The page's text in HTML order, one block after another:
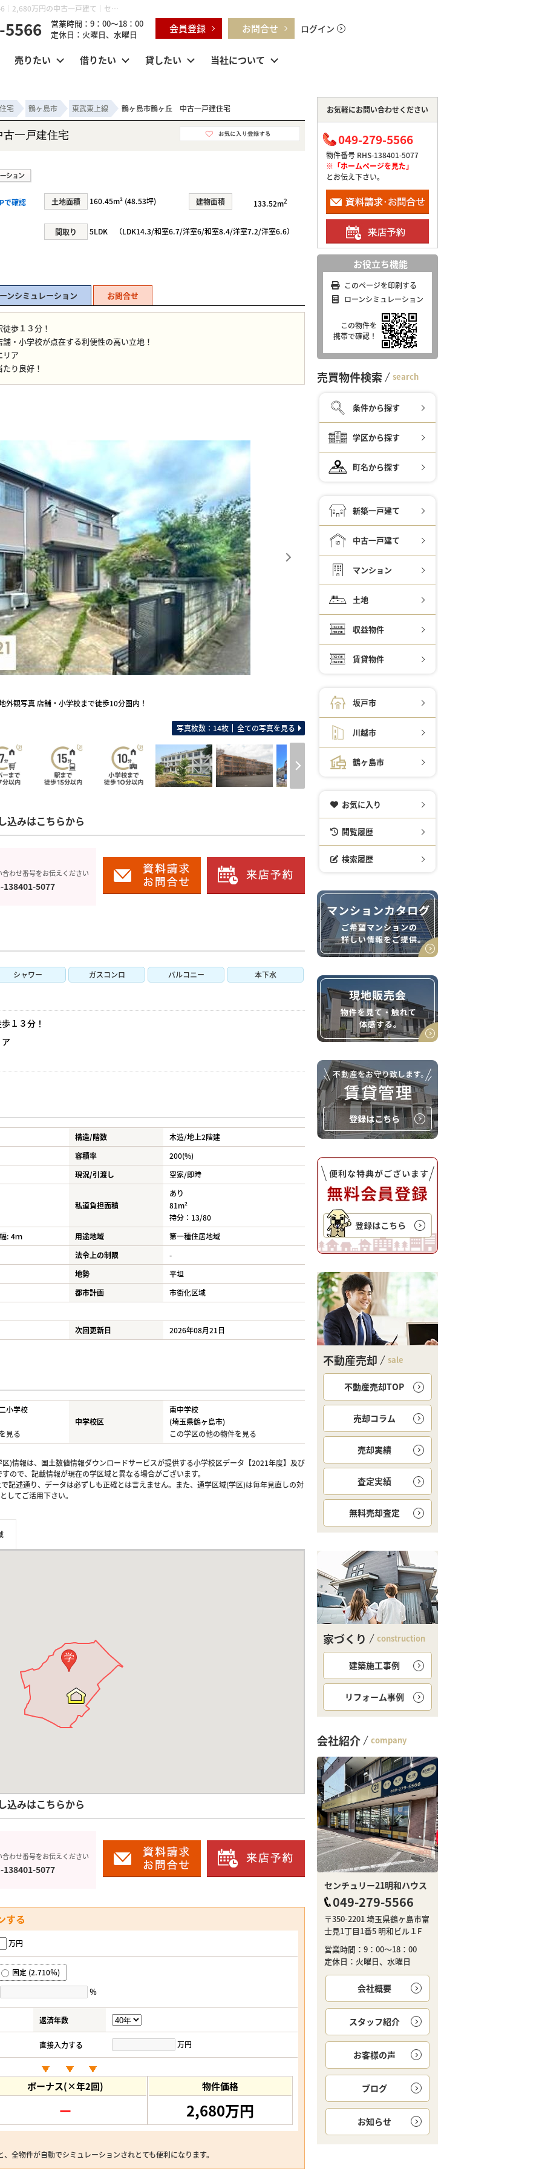
鶴ヶ島市鶴ヶ丘 中古一戸建住宅 埼玉県鶴ヶ島市鶴ヶ丘 45-6｜2,680万円の中古一戸建て｜センチュリー21明和ハウス
5566
営業時間：9：00～18：00
定休日：火曜日、水曜日
会員登録 お問合せ ログイン
売りたい 借りたい 貸したい 当社について
宅 鶴ヶ島市 東武東上線 鶴ヶ島市鶴ヶ丘 中古一戸建住宅
一戸建住宅
で確認 土地面積 160.45m² (48.53坪) 建物面積 133.52m2
間取り 5LDK （LDK14.3/和室6.7/洋室6/和室8.4/洋室7.2/洋室6.6）
ンシミュレーション お問合せ
歩１３分！
・小学校が点在する利便性の高い立地！
ア
り良好！
外観写真 店舗・小学校まで徒歩10分圏内！
写真枚数：14枚 全ての写真を見る
込みはこちらから
合わせ番号をお伝えください
138401-5077
シャワー ガスコンロ バルコニー 本下水
１３分！
構造/階数 木造/地上2階建
容積率
200(%)
現況/引渡し
空家/即時
私道負担面積
あり
81m²
持分：13/80
: 4ｍ
用途地域
第一種住居地域
法令上の制限
-
地勢
平坦
都市計画
市街化区域
次回更新日 2026年08月21日
小学校
見る
中学校区
南中学校
(埼玉県鶴ヶ島市)
この学区の他の物件を見る
)情報は、国土数値情報ダウンロードサービスが提供する小学校区データ【2021年度】及び
ので、記載情報が現在の学区域と異なる場合がございます。
記述通り、データは必ずしも正確とは言えません。また、通学区域(学区)は毎年見直しの対
してご活用下さい。
学
込みはこちらから
合わせ番号をお伝えください
138401-5077
する
万円
固定 (2.710％)
％
返済年数
直接入力する 万円
ボーナス(×年2回)
－
物件価格
2,680万円
全物件が自動でシミュレーションされとても便利になります。
お気軽にお問い合わせください
049-279-5566
物件番号 RHS-138401-5077
※「ホームページを見た」
とお伝え下さい。
お役立ち機能
このページを印刷する
ローンシミュレーション
この物件を
携帯で確認！
売買物件検索 search
条件から探す
学区から探す
町名から探す
新築一戸建て
中古一戸建て
マンション
土地
収益物件
賃貸物件
坂戸市
川越市
鶴ヶ島市
お気に入り
閲覧履歴
検索履歴
不動産売却 sale
不動産売却TOP
売却コラム
売却実績
査定実績
無料売却査定
家づくり construction
建築施工事例
リフォーム事例
会社紹介 company
センチュリー21明和ハウス
049-279-5566
〒350-2201 埼玉県鶴ヶ島市富
士見1丁目1番5 明和ビル１F
営業時間：9：00～18：00
定休日：火曜日、水曜日
会社概要
スタッフ紹介
お客様の声
ブログ
お知らせ